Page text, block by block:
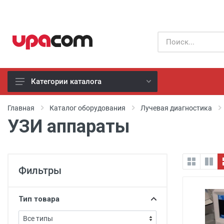
Б/У оборудование
Все производители
Реанимация
Категории каталога
Главная Каталог оборудования Лучевая диагностика
УЗИ аппараты
Фильтры
Тип товара